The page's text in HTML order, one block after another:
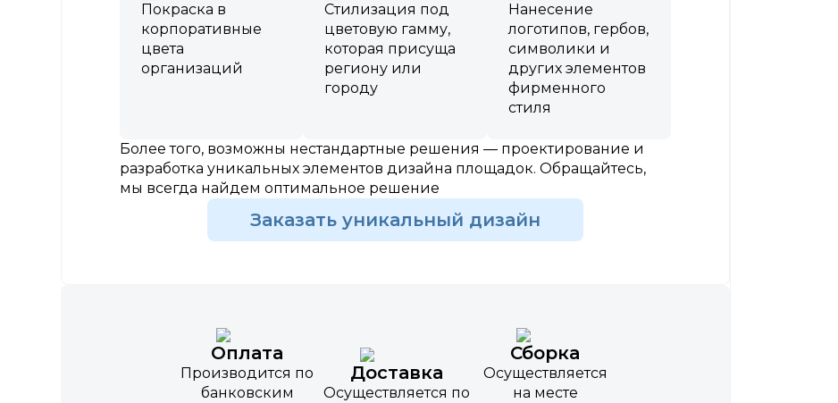
Покраска в
корпоративные
цвета
организаций
Стилизация под
цветовую гамму,
которая присуща
региону или
городу
Нанесение
логотипов, гербов,
символики и
других элементов
фирменного
стиля
Более того, возможны нестандартные решения — проектирование и
разработка уникальных элементов дизайна площадок. Обращайтесь,
мы всегда найдем оптимальное решение
Заказать уникальный дизайн
Оплата
Производится по
банковским
Доставка
Осуществляется по
Сборка
Осуществляется
на месте